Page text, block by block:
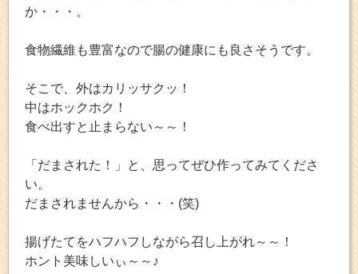
か・・・。
食物繊維も豊富なので腸の健康にも良さそうです。
そこで、外はカリッサクッ！
中はホックホク！
食べ出すと止まらない～～！
「だまされた！」と、思ってぜひ作ってみてくださ
い。
だまされませんから・・・(笑)
揚げたてをハフハフしながら召し上がれ～～！
ホント美味しいぃ～～♪